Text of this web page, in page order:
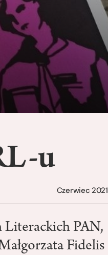
u
Czerwiec 2021
Literackich PAN,
Fidelis